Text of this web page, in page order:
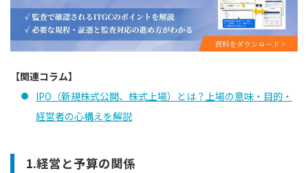
【関連コラム】
IPO（新規株式公開、株式上場）とは？上場の意味・目的・
経営者の心構えを解説
1.経営と予算の関係